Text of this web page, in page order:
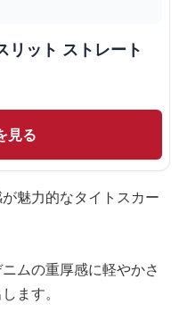
リット ストレート
見る
魅力的なタイトスカー
ムの重厚感に軽やかさ
ます。